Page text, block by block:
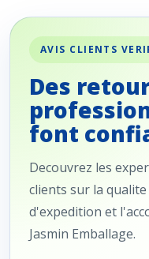
AVIS CLIENTS
Des
font
Decouvrez les
clients sur la
d'expedition et
Jasmin Emballage.